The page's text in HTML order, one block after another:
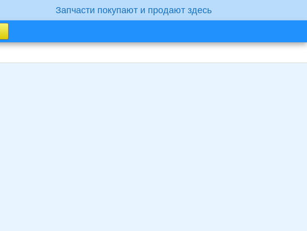
Запчасти покупают и продают здесь